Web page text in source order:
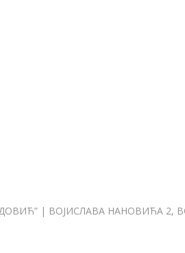
| ВОЈИСЛАВА НАНОВИЋА 2,